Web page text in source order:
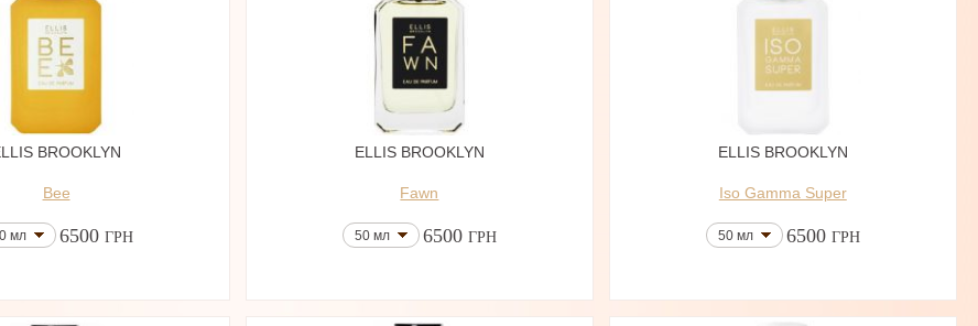
BROOKLYN
Bee
мл 6500 ГРН
ELLIS BROOKLYN
Fawn
50 мл 6500 ГРН
ELLIS BROOKLYN
Iso Gamma Super
50 мл 6500 ГРН